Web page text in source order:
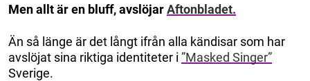
Men allt är en bluff, avslöjarAftonbladet.
Än så länge är det långt ifrån alla kändisar som har
avslöjat sina riktiga identiteter i ”Masked Singer”
Sverige.